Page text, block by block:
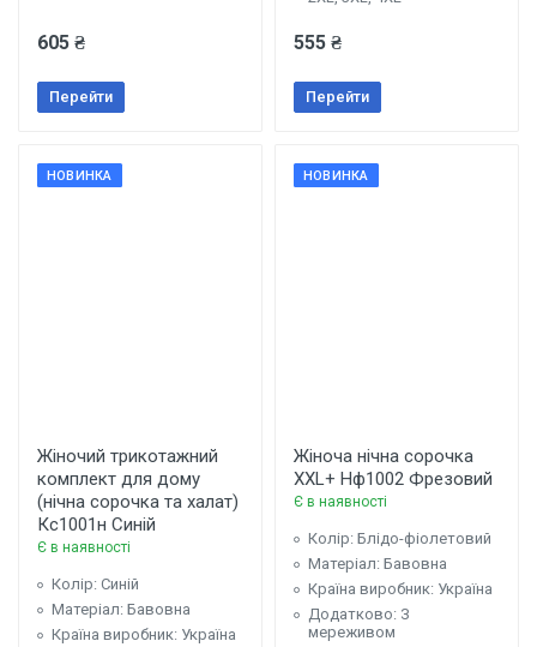
605 ₴
Перейти
555 ₴
Перейти
НОВИНКА
Жіночий трикотажний
комплект для дому
(нічна сорочка та халат)
Кс1001н Синій
Є в наявності
Колір: Синій
Матеріал: Бавовна
Країна виробник: Україна
НОВИНКА
Жіноча нічна сорочка
XXL+ Нф1002 Фрезовий
Є в наявності
Колір: Блідо-фіолетовий
Матеріал: Бавовна
Країна виробник: Україна
Додатково: З
мереживом